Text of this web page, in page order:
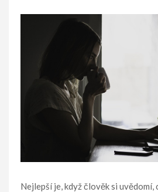
Nejlepší je, když člověk si